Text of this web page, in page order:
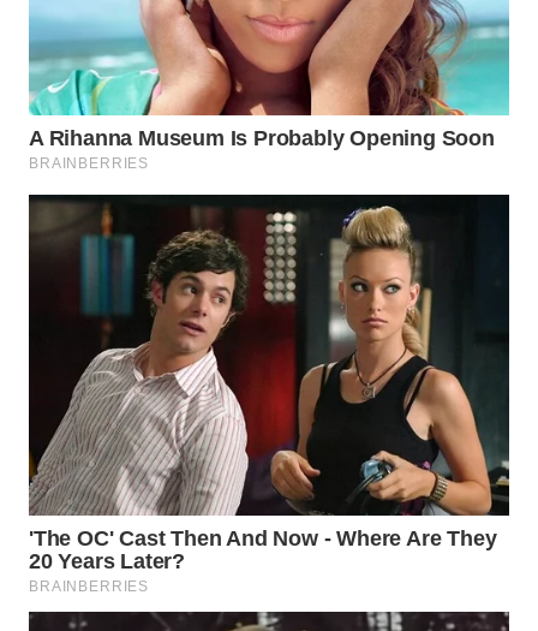
WN
SULUT
WN
MALUKU
WN
MALUT
DAIRI
WN
DANAU
TOBA
WN
WN
LANGKAT